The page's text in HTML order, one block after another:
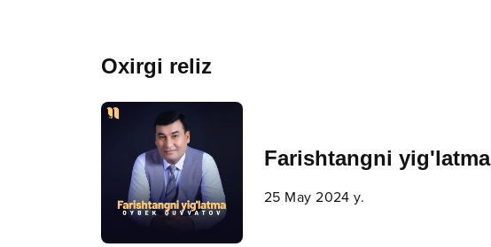
Oxirgi reliz
Farishtangni yig'latma
25 May 2024 y.